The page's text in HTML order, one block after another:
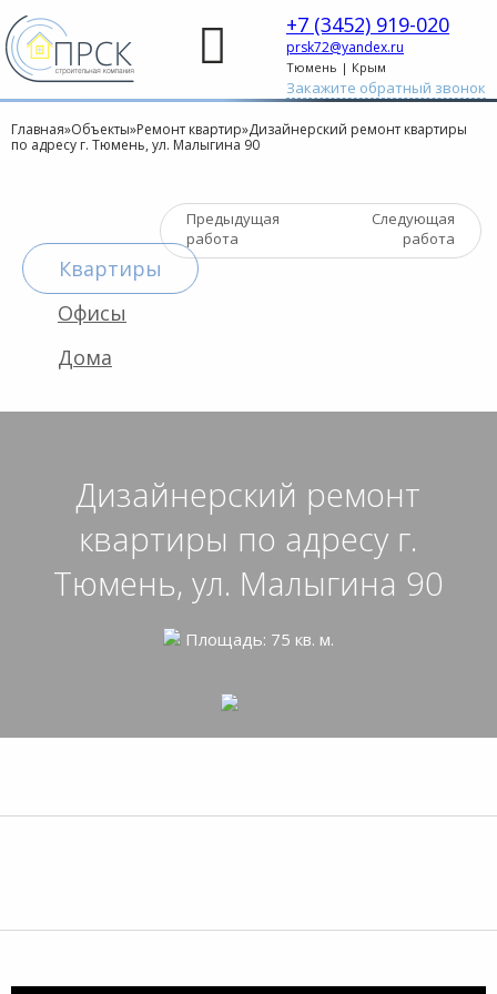
+7 (3452) 919-020
prsk72@yandex.ru
Тюмень | Крым
Закажите обратный звонок
Главная»Объекты»Ремонт квартир»Дизайнерский ремонт квартиры
по адресу г. Тюмень, ул. Малыгина 90
Предыдущая
работа
Следующая
работа
Квартиры
Офисы
Дома
Дизайнерский ремонт
квартиры по адресу г.
Тюмень, ул. Малыгина 90
Площадь: 75 кв. м.